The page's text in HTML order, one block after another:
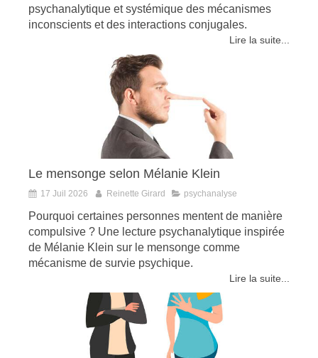
psychanalytique et systémique des mécanismes
inconscients et des interactions conjugales.
Lire la suite...
Le mensonge selon Mélanie Klein
17 Juil 2026 Reinette Girard psychanalyse
Pourquoi certaines personnes mentent de manière
compulsive ? Une lecture psychanalytique inspirée
de Mélanie Klein sur le mensonge comme
mécanisme de survie psychique.
Lire la suite...